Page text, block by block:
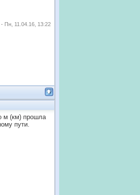
- Пн, 11.04.16, 13:22
м (км) прошла
пути.